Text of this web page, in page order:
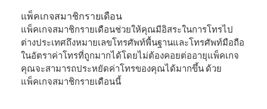
แพ็คเกจสมาชิกรายเดือน
แพ็คเกจสมาชิกรายเดือนช่วยให้คุณมีอิสระในการโทรไป
ต่างประเทศถึงหมายเลขโทรศัพท์พื้นฐานและโทรศัพท์มือถือ
ในอัตราค่าโทรที่ถูกมากได้โดยไม่ต้องคอยต่ออายุแพ็คเกจ
คุณจะสามารถประหยัดค่าโทรของคุณได้มากขึ้น ด้วย
แพ็คเกจสมาชิกรายเดือนนี้